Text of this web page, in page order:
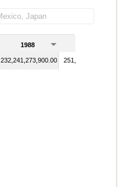
1988
232,241,273,900.00 251,415,586,680.00